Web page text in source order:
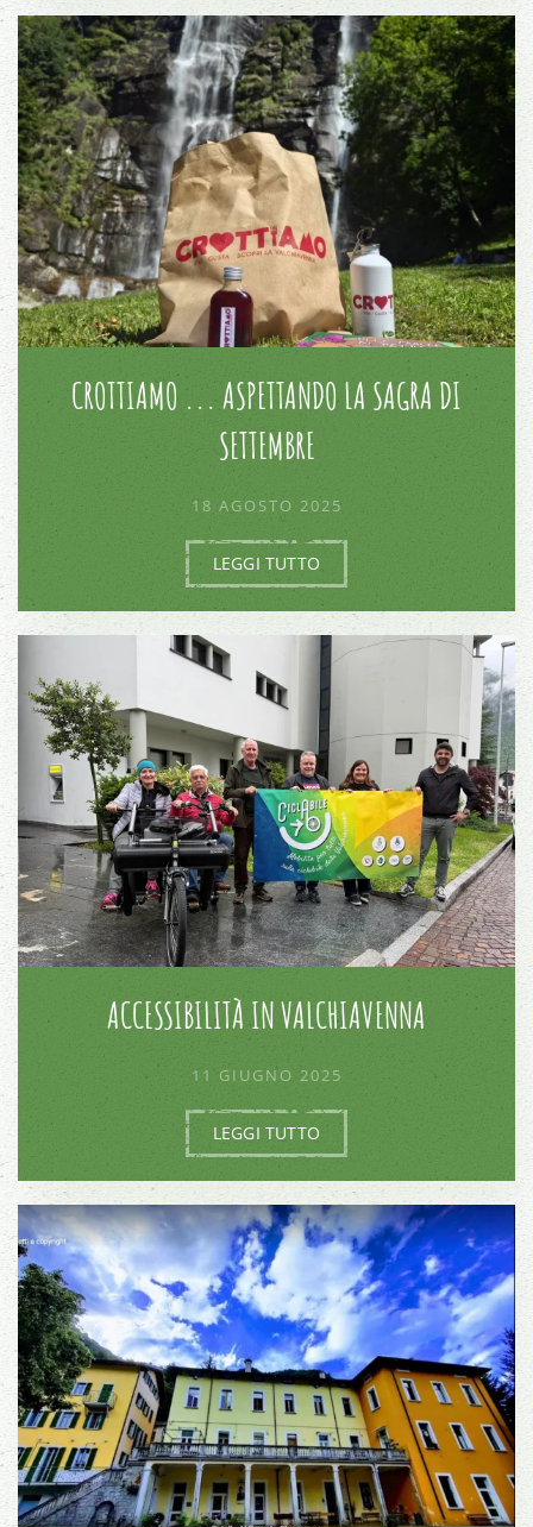
CROTTIAMO ... ASPETTANDO LA SAGRA DI
SETTEMBRE
18 AGOSTO 2025
LEGGI TUTTO
ACCESSIBILITÀ IN VALCHIAVENNA
11 GIUGNO 2025
LEGGI TUTTO